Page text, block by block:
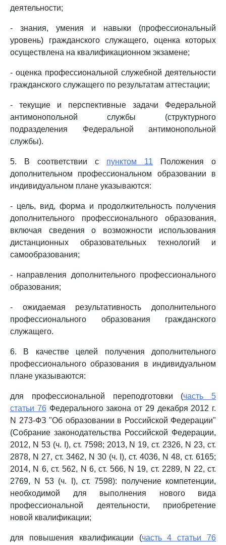
деятельности;
- знания, умения и навыки (профессиональный
уровень) гражданского служащего, оценка которых
осуществлена на квалификационном экзамене;
- оценка профессиональной служебной деятельности
гражданского служащего по результатам аттестации;
- текущие и перспективные задачи Федеральной
антимонопольной службы (структурного
подразделения Федеральной антимонопольной
службы).
5. В соответствии с пунктом 11 Положения о
дополнительном профессиональном образовании в
индивидуальном плане указываются:
- цель, вид, форма и продолжительность получения
дополнительного профессионального образования,
включая сведения о возможности использования
дистанционных образовательных технологий и
самообразования;
- направления дополнительного профессионального
образования;
- ожидаемая результативность дополнительного
профессионального образования гражданского
служащего.
6. В качестве целей получения дополнительного
профессионального образования в индивидуальном
плане указываются:
для профессиональной переподготовки (часть 5
статьи 76Федерального закона от 29 декабря 2012 г.
N 273-ФЗ "Об образовании в Российской Федерации"
(Собрание законодательства Российской Федерации,
2012, N 53 (ч. I), ст. 7598; 2013, N 19, ст. 2326, N 23, ст.
2878, N 27, ст. 3462, N 30 (ч. I), ст. 4036, N 48, ст. 6165;
2014, N 6, ст. 562, N 6, ст. 566, N 19, ст. 2289, N 22, ст.
2769, N 53 (ч. I), ст. 7598): получение компетенции,
необходимой для выполнения нового вида
профессиональной деятельности, приобретение
новой квалификации;
для повышения квалификации (часть 4 статьи 76